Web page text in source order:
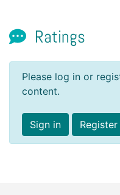
Ratings
Please log in or
content.
Sign in